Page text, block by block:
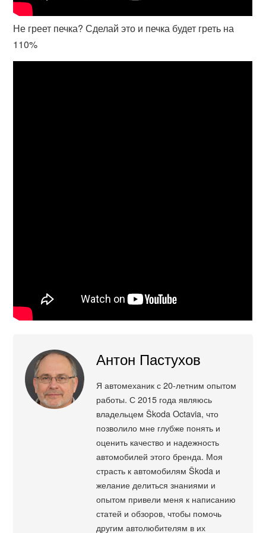
Не греет печка? Сделай это и печка будет греть на
110%
Антон Пастухов
Я автомеханик с 20-летним опытом
работы. С 2015 года являюсь
владельцем Škoda Octavia, что
позволило мне глубже понять и
оценить качество и надежность
автомобилей этого бренда. Моя
страсть к автомобилям Škoda и
желание делиться знаниями и
опытом привели меня к написанию
статей и обзоров, чтобы помочь
другим автолюбителям в их